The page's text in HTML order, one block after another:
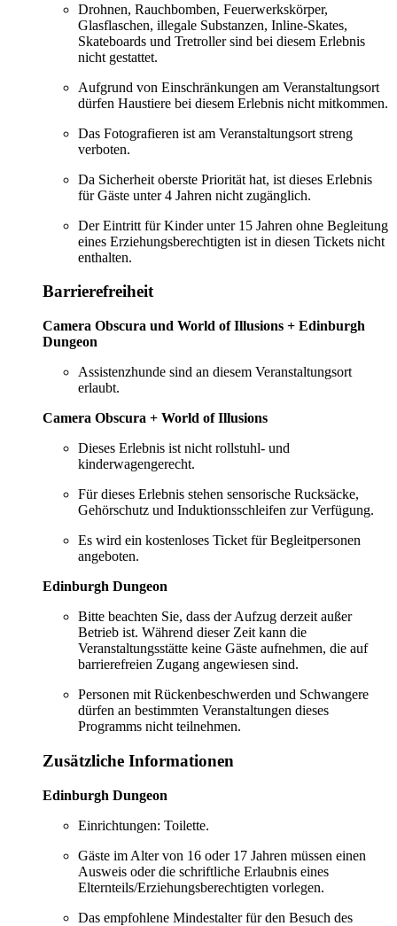
Drohnen, Rauchbomben, Feuerwerkskörper,
Glasflaschen, illegale Substanzen, Inline-Skates,
Skateboards und Tretroller sind bei diesem Erlebnis
nicht gestattet.
Aufgrund von Einschränkungen am Veranstaltungsort
dürfen Haustiere bei diesem Erlebnis nicht mitkommen.
Das Fotografieren ist am Veranstaltungsort streng
verboten.
Da Sicherheit oberste Priorität hat, ist dieses Erlebnis
für Gäste unter 4 Jahren nicht zugänglich.
Der Eintritt für Kinder unter 15 Jahren ohne Begleitung
eines Erziehungsberechtigten ist in diesen Tickets nicht
enthalten.
Barrierefreiheit
Camera Obscura und World of Illusions + Edinburgh
Dungeon
Assistenzhunde sind an diesem Veranstaltungsort
erlaubt.
Camera Obscura + World of Illusions
Dieses Erlebnis ist nicht rollstuhl- und
kinderwagengerecht.
Für dieses Erlebnis stehen sensorische Rucksäcke,
Gehörschutz und Induktionsschleifen zur Verfügung.
Es wird ein kostenloses Ticket für Begleitpersonen
angeboten.
Edinburgh Dungeon
Bitte beachten Sie, dass der Aufzug derzeit außer
Betrieb ist. Während dieser Zeit kann die
Veranstaltungsstätte keine Gäste aufnehmen, die auf
barrierefreien Zugang angewiesen sind.
Personen mit Rückenbeschwerden und Schwangere
dürfen an bestimmten Veranstaltungen dieses
Programms nicht teilnehmen.
Zusätzliche Informationen
Edinburgh Dungeon
Einrichtungen: Toilette.
Gäste im Alter von 16 oder 17 Jahren müssen einen
Ausweis oder die schriftliche Erlaubnis eines
Elternteils/Erziehungsberechtigten vorlegen.
Das empfohlene Mindestalter für den Besuch des